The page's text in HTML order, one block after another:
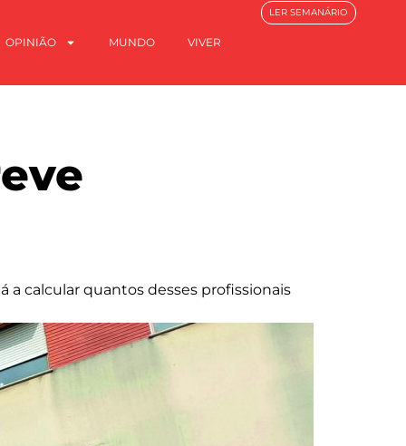
OPINIÃO MUNDO VIVER
LER SEMANÁRIO
a calcular quantos desses profissionais